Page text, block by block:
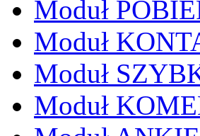
Moduł
Moduł
Moduł
Moduł